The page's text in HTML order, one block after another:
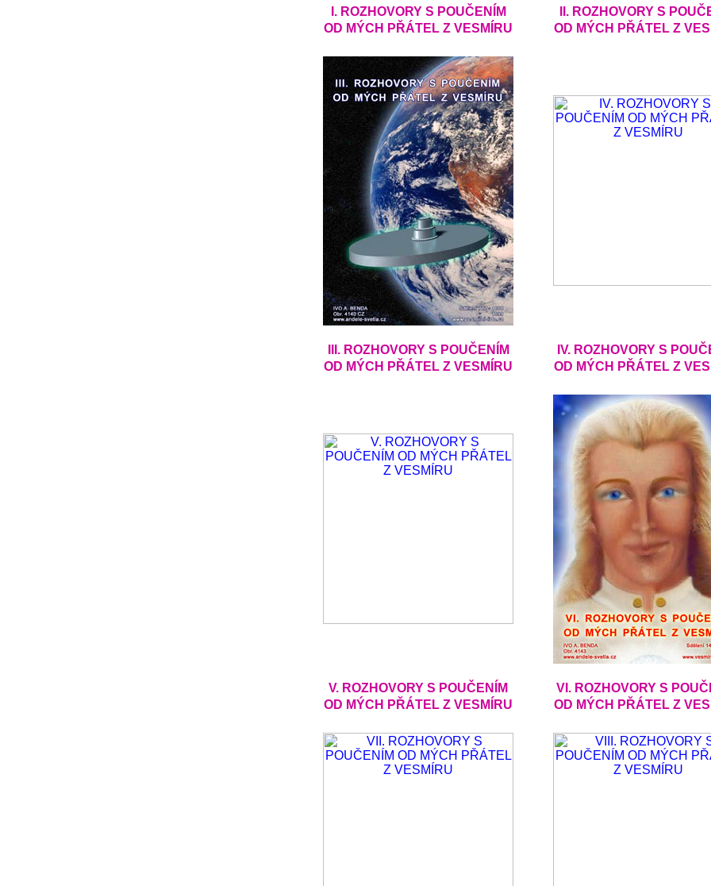
I. ROZHOVORY S POUČENÍM
OD MÝCH PŘÁTEL Z VESMÍRU
II. ROZHOVORY S
OD MÝCH PŘÁTEL Z
III. ROZHOVORY S POUČENÍM
OD MÝCH PŘÁTEL Z VESMÍRU
IV. ROZHOVORY S
OD MÝCH PŘÁTEL Z
V. ROZHOVORY S POUČENÍM
OD MÝCH PŘÁTEL Z VESMÍRU
VI. ROZHOVORY S
OD MÝCH PŘÁTEL Z